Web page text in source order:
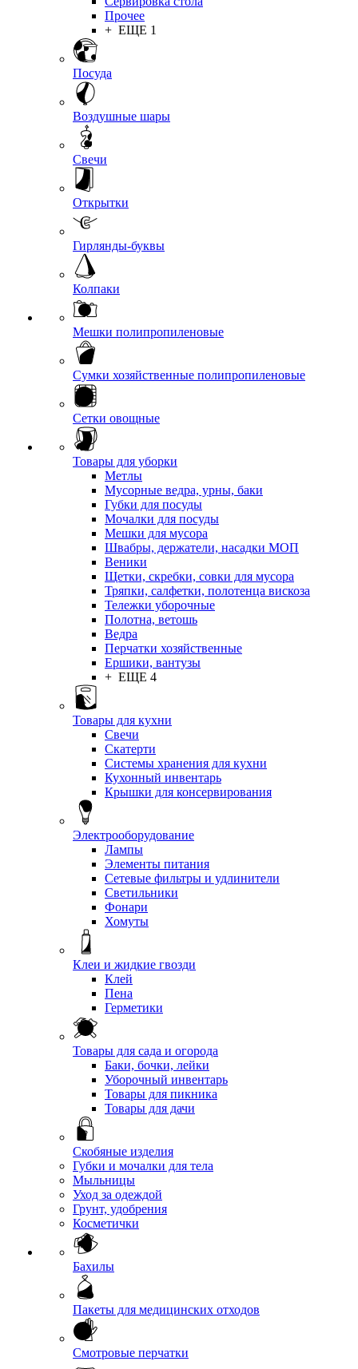
Прочее
+ ЕЩЕ 1
Посуда
Воздушные шары
Свечи
Открытки
Гирлянды-буквы
Колпаки
Мешки полипропиленовые
Сумки хозяйственные полипропиленовые
Сетки овощные
Товары для уборки
Метлы
Мусорные ведра, урны, баки
Губки для посуды
Мочалки для посуды
Мешки для мусора
Швабры, держатели, насадки МОП
Веники
Щетки, скребки, совки для мусора
Тряпки, салфетки, полотенца вискоза
Тележки уборочные
Полотна, ветошь
Ведра
Перчатки хозяйственные
Ершики, вантузы
+ ЕЩЕ 4
Товары для кухни
Свечи
Скатерти
Системы хранения для кухни
Кухонный инвентарь
Крышки для консервирования
Электрооборудование
Лампы
Элементы питания
Сетевые фильтры и удлинители
Светильники
Фонари
Хомуты
Клеи и жидкие гвозди
Клей
Пена
Герметики
Товары для сада и огорода
Баки, бочки, лейки
Уборочный инвентарь
Товары для пикника
Товары для дачи
Скобяные изделия
Губки и мочалки для тела
Мыльницы
Уход за одеждой
Грунт, удобрения
Косметички
Бахилы
Пакеты для медицинских отходов
Смотровые перчатки